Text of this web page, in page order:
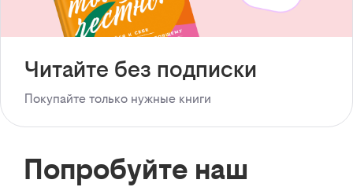
Читайте без подписки
Покупайте только нужные книги
Попробуйте наш